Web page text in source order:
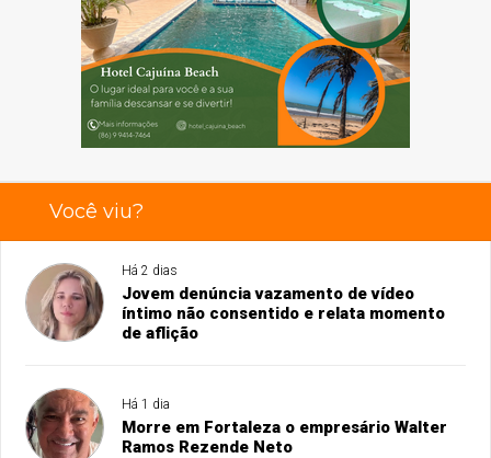
Você viu?
Há 2 dias
Jovem denúncia vazamento de vídeo
íntimo não consentido e relata momento
de aflição
Há 1 dia
Morre em Fortaleza o empresário Walter
Ramos Rezende Neto